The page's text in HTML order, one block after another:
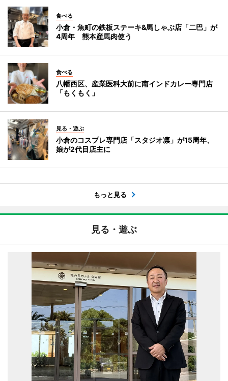
食べる
小倉・魚町の鉄板ステーキ&馬しゃぶ店「二巴」が
4周年 熊本産馬肉使う
食べる
八幡西区、産業医科大前に南インドカレー専門店
「もくもく」
見る・遊ぶ
小倉のコスプレ専門店「スタジオ凛」が15周年、
娘が2代目店主に
もっと見る
見る・遊ぶ